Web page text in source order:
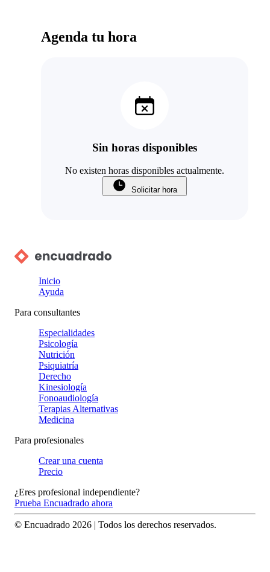
Agenda tu hora
Sin horas disponibles
No existen horas disponibles actualmente.
Solicitar hora
Inicio
Ayuda
Para consultantes
Especialidades
Psicología
Nutrición
Psiquiatría
Derecho
Kinesiología
Fonoaudiología
Terapias Alternativas
Medicina
Para profesionales
Crear una cuenta
Precio
¿Eres profesional independiente?
Prueba Encuadrado ahora
© Encuadrado 2026 | Todos los derechos reservados.